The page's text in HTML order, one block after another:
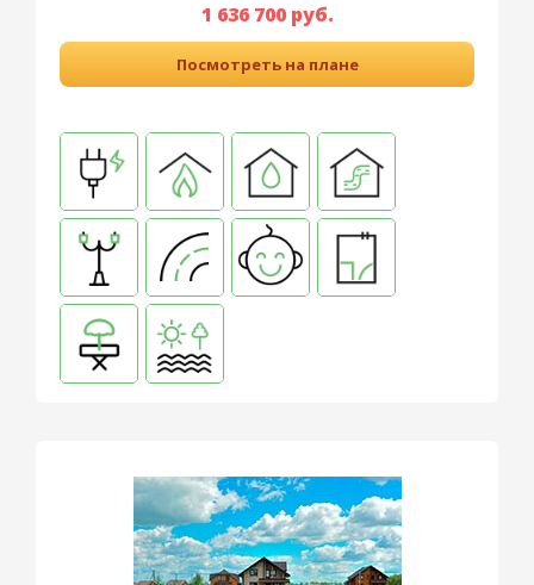
1 636 700 руб.
Посмотреть на плане